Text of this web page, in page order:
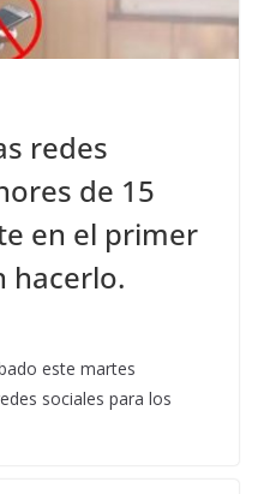
redes
de 15
en el primer
hacerlo.
este martes
sociales para los